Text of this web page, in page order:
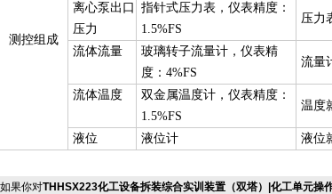
测 控组成
离心泵出口
压力
指针式压力表，仪表精度：
1.5%FS
压力
流体流量
玻璃转子流量计，仪表精
度：4%FS
流量
流体温度
双金属温度计，仪表精度：
1.5%FS
温度
液位 液位计 液位
果你对THHSX223化工设备拆装综合实训装置（双塔）|化工单元操